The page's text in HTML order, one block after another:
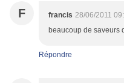
F francis 28/06/2011
beaucoup de saveurs
Répondre